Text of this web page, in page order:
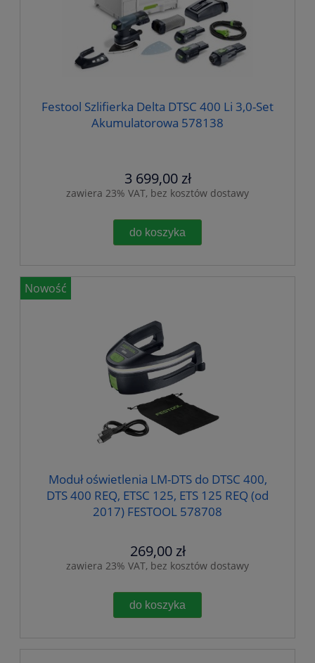
Festool Szlifierka Delta DTSC 400 Li 3,0-Set
Akumulatorowa 578138
3 699,00 zł
zawiera 23% VAT, bez kosztów dostawy
do koszyka
Moduł oświetlenia LM-DTS do DTSC 400,
DTS 400 REQ, ETSC 125, ETS 125 REQ (od
2017) FESTOOL 578708
269,00 zł
zawiera 23% VAT, bez kosztów dostawy
do koszyka
Nowość